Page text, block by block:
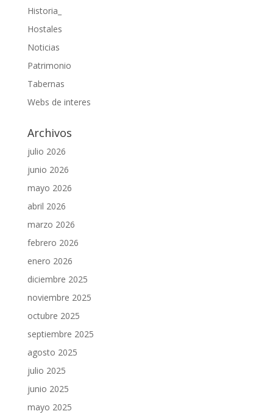
Historia_
Hostales
Noticias
Patrimonio
Tabernas
Webs de interes
Archivos
julio 2026
junio 2026
mayo 2026
abril 2026
marzo 2026
febrero 2026
enero 2026
diciembre 2025
noviembre 2025
octubre 2025
septiembre 2025
agosto 2025
julio 2025
junio 2025
mayo 2025